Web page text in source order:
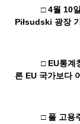
□4월 10
Piłsudski 광장
□EU통계
른 EU 국가보다
□ 폴 고용